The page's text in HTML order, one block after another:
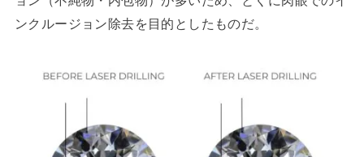
ンクルージョン除去を目的としたものだ。